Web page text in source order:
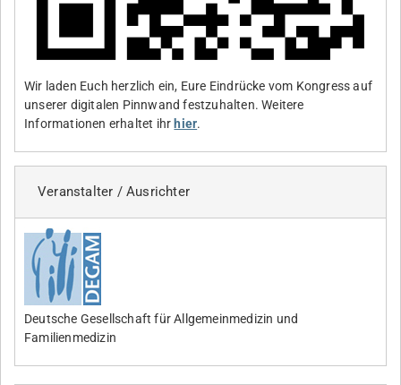
Wir laden Euch herzlich ein, Eure Eindrücke vom Kongress auf
unserer digitalen Pinnwand festzuhalten. Weitere
Informationen erhaltet ihr hier.
Veranstalter / Ausrichter
Deutsche Gesellschaft für Allgemeinmedizin und
Familienmedizin